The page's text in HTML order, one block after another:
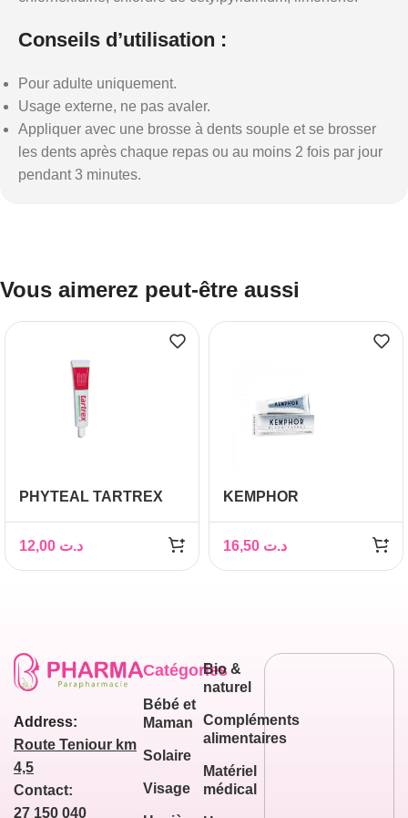
Conseils d’utilisation :
Pour adulte uniquement.
Usage externe, ne pas avaler.
Appliquer avec une brosse à dents souple et se brosser
les dents après chaque repas ou au moins 2 fois par jour
pendant 3 minutes.
Vous aimerez peut-être aussi
PHYTEAL TARTREX
COMPLET AUX FLUOR
ET SELS MINERAUX
د.ت
KEMPHOR
BLANCHEUR
SENSIBILITE 75 ML
د.ت
Address:
Route Teniour km
4,5
Contact:
27 150 040
Catégories
Bébé et
Maman
Solaire
Visage
Bio &
naturel
Compléments
alimentaires
Matériel
médical